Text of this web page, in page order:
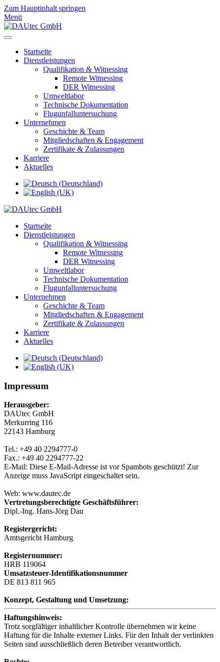
Zum Hauptinhalt springen
Menü
Startseite
Dienstleistungen
Qualifikation & Witnessing
Remote Witnessing
DER Witnessing
Umweltlabor
Technische Dokumentation
Flugunfalluntersuchung
Unternehmen
Geschichte & Team
Mitgliedschaften & Engagement
Zertifikate & Zulassungen
Karriere
Aktuelles
Startseite
Dienstleistungen
Qualifikation & Witnessing
Remote Witnessing
DER Witnessing
Umweltlabor
Technische Dokumentation
Flugunfalluntersuchung
Unternehmen
Geschichte & Team
Mitgliedschaften & Engagement
Zertifikate & Zulassungen
Karriere
Aktuelles
Impressum
Herausgeber:
DAUtec GmbH
Merkurring 116
22143 Hamburg
Tel.: +49 40 2294777-0
Fax.: +49 40 2294777-22
E-Mail: Diese E-Mail-Adresse ist vor Spambots geschützt! Zur
Anzeige muss JavaScript eingeschaltet sein.
Web: www.dautec.de
Vertretungsberechtigte Geschäftsführer:
Dipl.-Ing. Hans-Jörg Dau
Registergericht:
Amtsgericht Hamburg
Registernummer:
HRB 119064
Umsatzsteuer-Identifikationsnummer
DE 813 811 965
Konzept, Gestaltung und Umsetzung:
Haftungshinweis:
Trotz sorgfältiger inhaltlicher Kontrolle übernehmen wir keine
Haftung für die Inhalte externer Links. Für den Inhalt der verlinkten
Seiten sind ausschließlich deren Betreiber verantwortlich.